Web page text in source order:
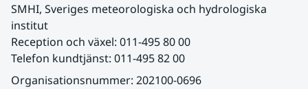
SMHI, Sveriges meteorologiska och hydrologiska
institut
Reception och växel: 011-495 80 00
Telefon kundtjänst: 011-495 82 00
Organisationsnummer: 202100-0696